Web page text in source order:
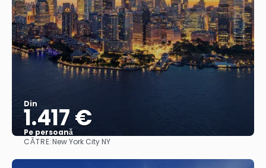
Din
1.417 €
Pe persoană
CĂTRE:New York City NY